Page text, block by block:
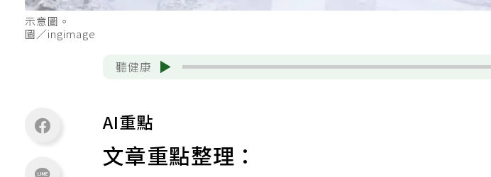
示意圖。
圖／ingimage
聽健康
AI重點
文章重點整理：